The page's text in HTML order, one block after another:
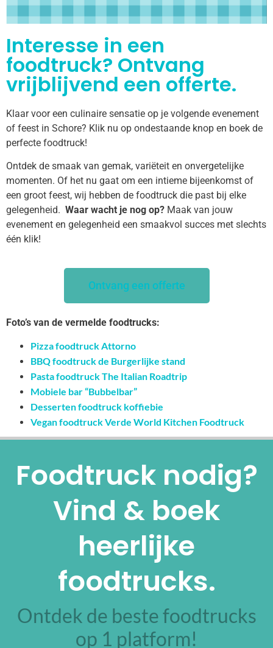
Interesse in een
foodtruck? Ontvang
vrijblijvend een offerte.
Klaar voor een culinaire sensatie op je volgende evenement
of feest in Schore? Klik nu op ondestaande knop en boek de
perfecte foodtruck!
Ontdek de smaak van gemak, variëteit en onvergetelijke
momenten. Of het nu gaat om een intieme bijeenkomst of
een groot feest, wij hebben de foodtruck die past bij elke
gelegenheid. Waar wacht je nog op? Maak van jouw
evenement en gelegenheid een smaakvol succes met slechts
één klik!
Ontvang een offerte
Foto’s van de vermelde foodtrucks:
Pizza foodtruck Attorno
BBQ foodtruck de Burgerlijke stand
Pasta foodtruck The Italian Roadtrip
Mobiele bar “Bubbelbar”
Desserten foodtruck koffiebie
Vegan foodtruck Verde World Kitchen Foodtruck
Foodtruck nodig?
Vind & boek
heerlijke
foodtrucks.
Ontdek de beste foodtrucks
op 1 platform!